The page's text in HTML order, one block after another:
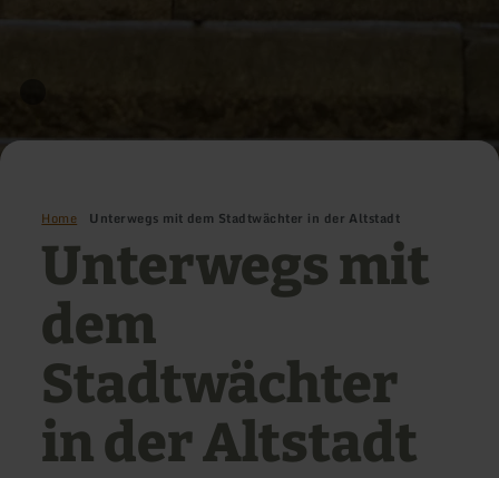
Home Unterwegs mit dem Stadtwächter in der Altstadt
Unterwegs mit
dem
Stadtwächter
in der Altstadt